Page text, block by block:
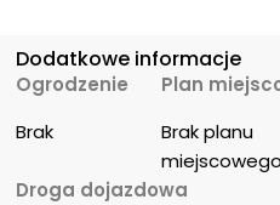
Dodatkowe informacje
Ogrodzenie
Brak
Plan
Brak planu
miejscowego
Droga dojazdowa